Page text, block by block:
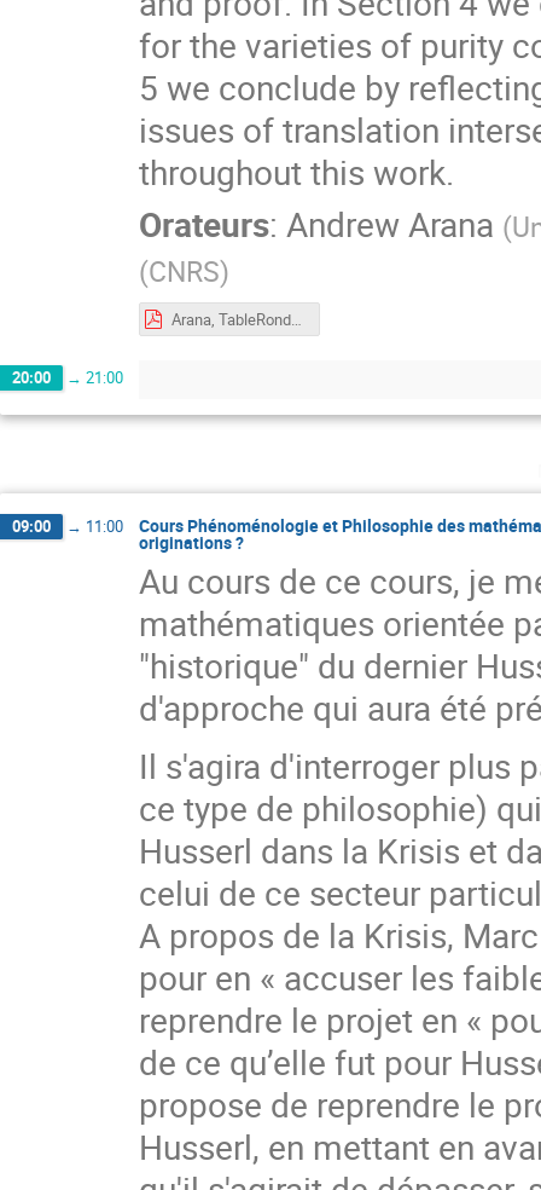
for the varieties of purity
5 we conclude by
issues of translation
throughout this work.
Orateurs: Andrew Arana (
(CNRS)
Arana, TableRondeElementsofPurity.pdf
20:00 → 21:00
09:00 → 11:00 Cours Phénoménologie et Philosophie des
originations ?
Au cours de ce cours, je
mathématiques orientée
"historique" du dernier
d'approche qui aura été
Il s'agira d'interroger plus
ce type de philosophie)
Husserl dans la Krisis et
celui de ce secteur
A propos de la Krisis,
pour en « accuser les
reprendre le projet en «
de ce qu’elle fut pour
propose de reprendre le
Husserl, en mettant en